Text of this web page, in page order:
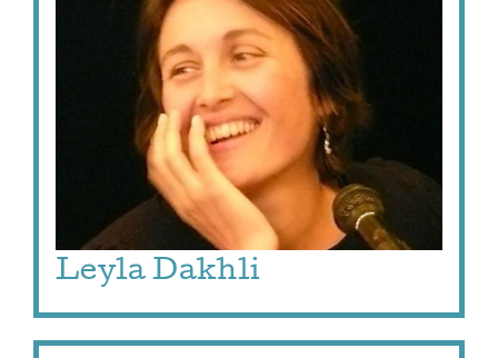
Leyla Dakhli